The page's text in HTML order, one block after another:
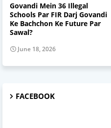
Govandi Mein 36 Illegal
Schools Par FIR Darj Govandi
Ke Bachchon Ke Future Par
Sawal?
June 18, 2026
FACEBOOK